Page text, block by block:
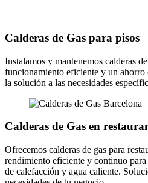
Calderas de Gas para pisos
Instalamos y mantenemos calderas
funcionamiento eficiente y un
la solución a las necesidades
Calderas de Gas en
Ofrecemos calderas de gas para
rendimiento eficiente y continuo para
de calefacción y agua caliente.